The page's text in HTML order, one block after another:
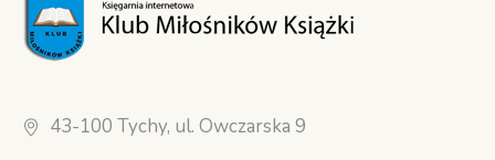
43-100 Tychy, ul. Owczarska 9